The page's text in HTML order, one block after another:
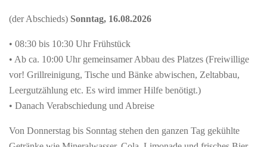
(der Abschieds) Sonntag, 16.08.2026
• 08:30 bis 10:30 Uhr Frühstück
• Ab ca. 10:00 Uhr gemeinsamer Abbau des Platzes (Freiwillige
vor! Grillreinigung, Tische und Bänke abwischen, Zeltabbau,
Leergutzählung etc. Es wird immer Hilfe benötigt.)
• Danach Verabschiedung und Abreise
Von Donnerstag bis Sonntag stehen den ganzen Tag gekühlte